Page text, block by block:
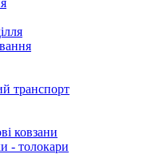
транспорт
ковзани
- толокари